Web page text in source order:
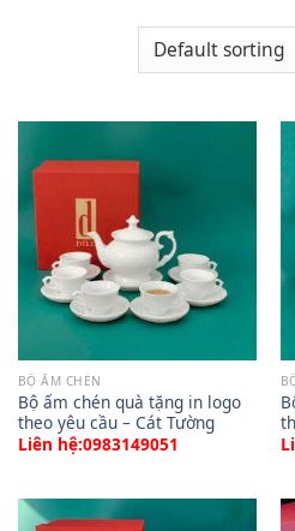
BỘ ẤM CHÉN
Bộ ấm chén quà tặng in logo
theo yêu cầu – Cát Tường
Liên hệ:0983149051